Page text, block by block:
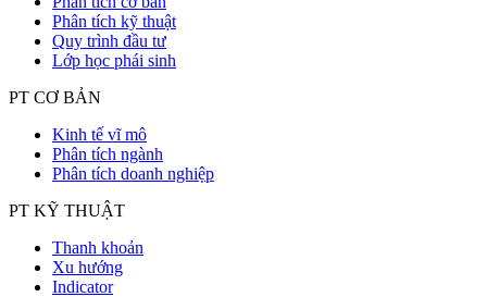
Phân tích kỹ thuật
Quy trình đầu tư
Lớp học phái sinh
PT CƠ BẢN
Kinh tế vĩ mô
Phân tích ngành
Phân tích doanh nghiệp
PT KỸ THUẬT
Thanh khoản
Xu hướng
Indicator